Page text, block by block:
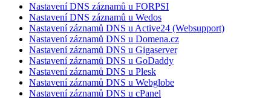
Nastavení DNS záznamů u FORPSI
Nastavení DNS záznamů u Wedos
Nastavení záznamů DNS u Active24 (Websupport)
Nastavení záznamů DNS u Domena.cz
Nastavení záznamů DNS u Gigaserver
Nastavení záznamů DNS u GoDaddy
Nastavení záznamů DNS u Plesk
Nastavení záznamů DNS u Webglobe
Nastavení záznamů DNS u cPanel